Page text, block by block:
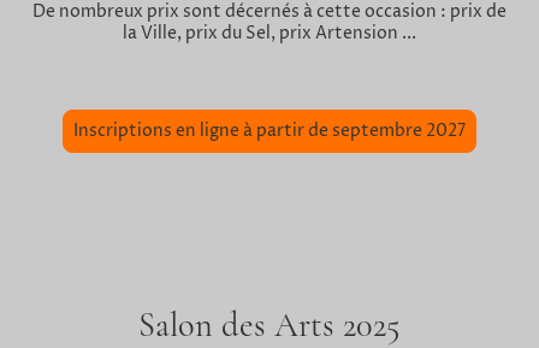
De nombreux prix sont décernés à cette occasion : prix de
la Ville, prix du Sel, prix Artension ...
Inscriptions en ligne à partir de septembre 2027
Salon des Arts 2025